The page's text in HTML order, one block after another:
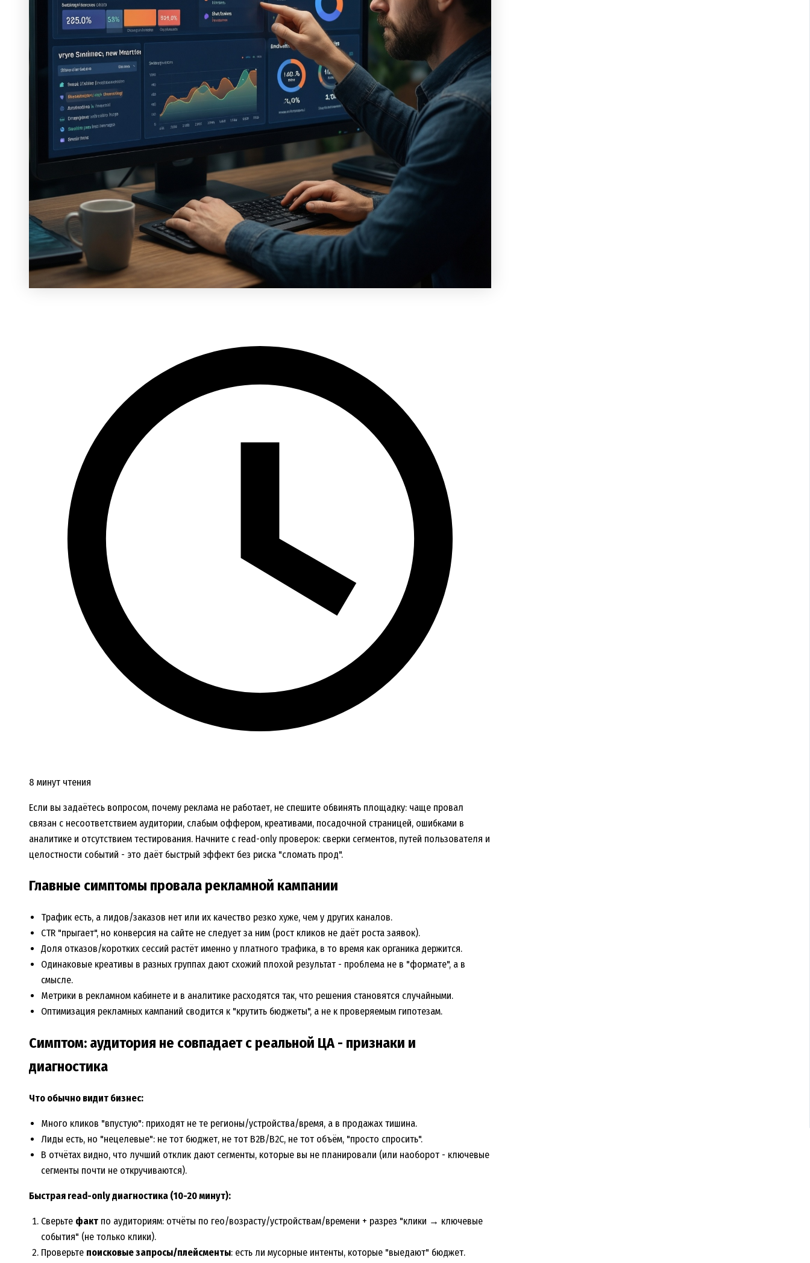
8 минут чтения
Если вы задаётесь вопросом, почему реклама не работает, не спешите обвинять площадку: чаще провал
связан с несоответствием аудитории, слабым оффером, креативами, посадочной страницей, ошибками в
аналитике и отсутствием тестирования. Начните с read-only проверок: сверки сегментов, путей пользователя и
целостности событий - это даёт быстрый эффект без риска "сломать прод".
Главные симптомы провала рекламной кампании
Трафик есть, а лидов/заказов нет или их качество резко хуже, чем у других каналов.
CTR "прыгает", но конверсия на сайте не следует за ним (рост кликов не даёт роста заявок).
Доля отказов/коротких сессий растёт именно у платного трафика, в то время как органика держится.
Одинаковые креативы в разных группах дают схожий плохой результат - проблема не в "формате", а в
смысле.
Метрики в рекламном кабинете и в аналитике расходятся так, что решения становятся случайными.
Оптимизация рекламных кампаний сводится к "крутить бюджеты", а не к проверяемым гипотезам.
Симптом: аудитория не совпадает с реальной ЦА - признаки и
диагностика
Что обычно видит бизнес:
Много кликов "впустую": приходят не те регионы/устройства/время, а в продажах тишина.
Лиды есть, но "нецелевые": не тот бюджет, не тот B2B/B2C, не тот объём, "просто спросить".
В отчётах видно, что лучший отклик дают сегменты, которые вы не планировали (или наоборот - ключевые
сегменты почти не откручиваются).
Быстрая read-only диагностика (10-20 минут):
Сверьте факт по аудиториям: отчёты по гео/возрасту/устройствам/времени + разрез "клики → ключевые
события" (не только клики).
Проверьте поисковые запросы/плейсменты: есть ли мусорные интенты, которые "выедают" бюджет.